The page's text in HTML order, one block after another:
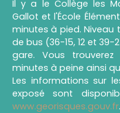
Il y a le Collège les
Gallot et l'École
minutes à pied. Niveau
de bus (36-15, 12 et
gare. Vous
minutes à peine ainsi
Les informations sur
exposé sont
www.georisques.gouv.fr.